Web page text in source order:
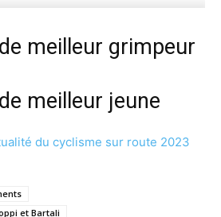
meilleur grimpeur
meilleur jeune
du cyclisme sur route 2023
et Bartali